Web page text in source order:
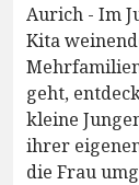
Aurich - Im
Kita
geht,
kleine
ihrer
die Frau